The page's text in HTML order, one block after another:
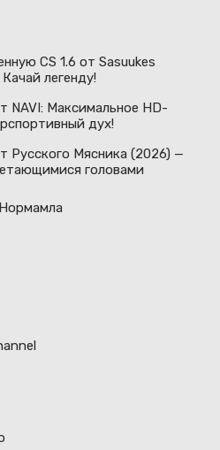
CS 1.6 от Sasuukes
легенду!
NAVI: Максимальное HD-
дух!
Русского Мясника (2026) —
головами